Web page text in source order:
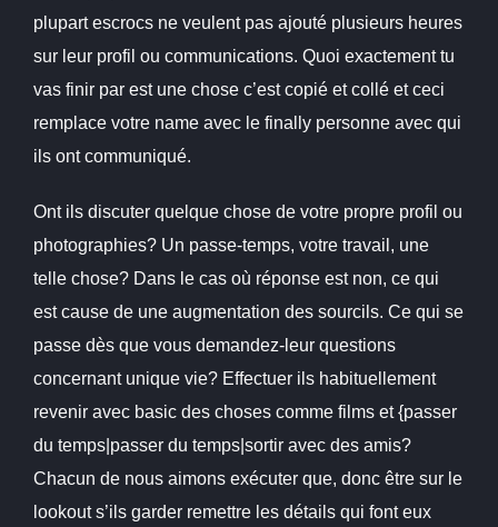
plupart escrocs ne veulent pas ajouté plusieurs heures
sur leur profil ou communications. Quoi exactement tu
vas finir par est une chose c’est copié et collé et ceci
remplace votre name avec le finally personne avec qui
ils ont communiqué.
Ont ils discuter quelque chose de votre propre profil ou
photographies? Un passe-temps, votre travail, une
telle chose? Dans le cas où réponse est non, ce qui
est cause de une augmentation des sourcils. Ce qui se
passe dès que vous demandez-leur questions
concernant unique vie? Effectuer ils habituellement
revenir avec basic des choses comme films et {passer
du temps|passer du temps|sortir avec des amis?
Chacun de nous aimons exécuter que, donc être sur le
lookout s’ils garder remettre les détails qui font eux